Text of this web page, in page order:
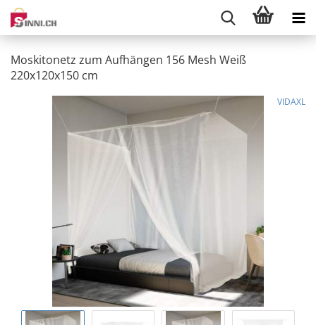
Moskitonetz zum Aufhängen 156 Mesh Weiß
220x120x150 cm
VIDAXL